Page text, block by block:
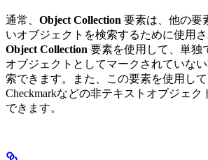
通常、 Object Collection 要素は、他の要
いオブジェクトを検索するために使用さ
Object Collection 要素を使用して、単独
オブジェクトとしてマークされていない
索できます。また、この要素を使用して
Checkmarkなどの非テキストオブジェク
できます。